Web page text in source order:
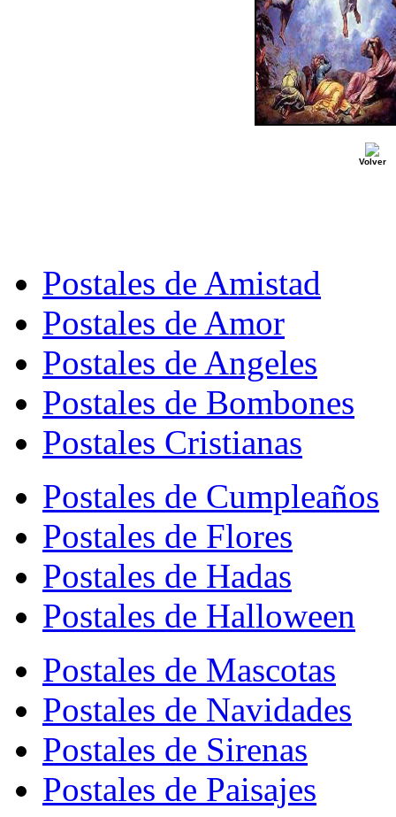
Volver
Postales de Amistad
Postales de Amor
Postales de Angeles
Postales de Bombones
Postales Cristianas
Postales de Cumpleaños
Postales de Flores
Postales de Hadas
Postales de Halloween
Postales de Mascotas
Postales de Navidades
Postales de Sirenas
Postales de Paisajes